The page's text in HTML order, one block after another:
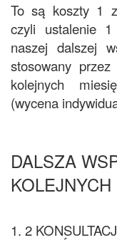
To są koszty 1
czyli ustalenie
naszej dalszej
stosowany
kolejnych
(wycena
DALSZA
1. 2